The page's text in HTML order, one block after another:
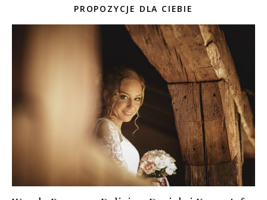
PROPOZYCJE DLA CIEBIE